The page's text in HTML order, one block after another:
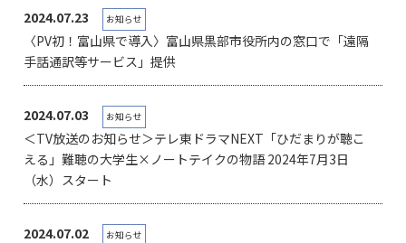
2024.07.23 お知らせ
〈PV初！富山県で導入〉富山県黒部市役所内の窓口で「遠隔
手話通訳等サービス」提供
2024.07.03 お知らせ
＜TV放送のお知らせ＞テレ東ドラマNEXT「ひだまりが聴こ
える」難聴の大学生×ノートテイクの物語 2024年7月3日
（水）スタート
2024.07.02 お知らせ